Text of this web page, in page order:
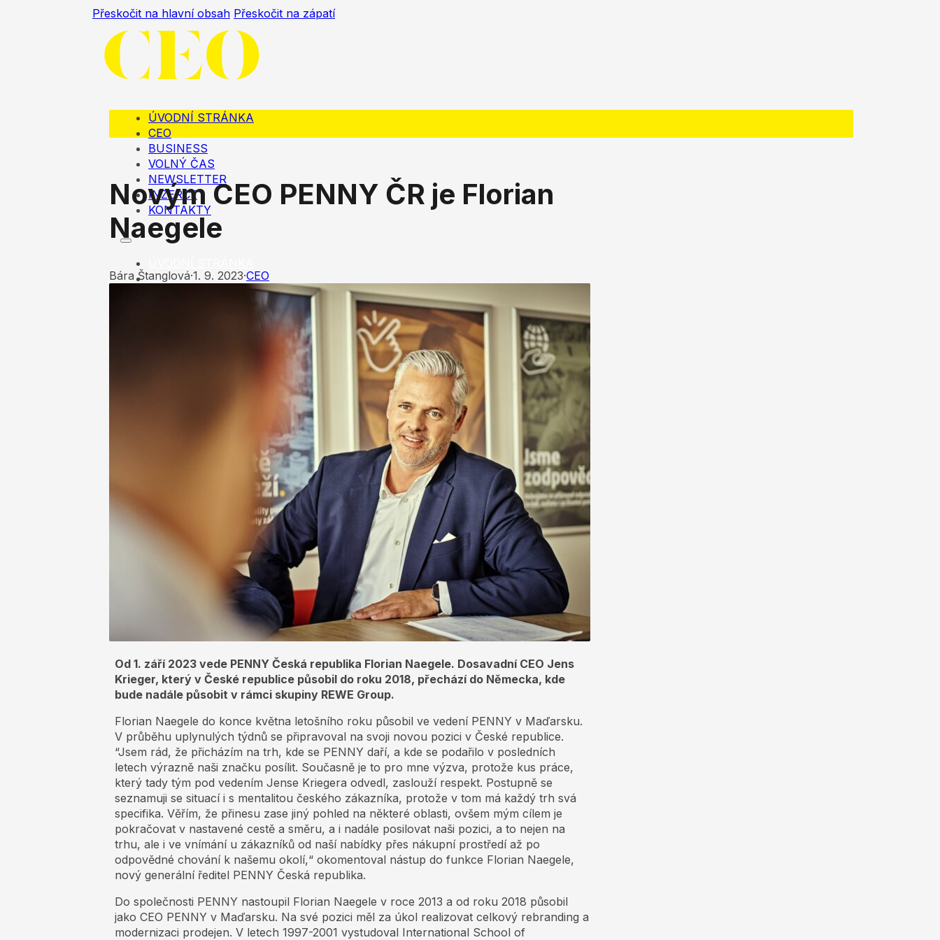
Přeskočit na hlavní obsah Přeskočit na zápatí
ÚVODNÍ STRÁNKA
CEO
BUSINESS
VOLNÝ ČAS
NEWSLETTER
INZERCE
KONTAKTY
CEO
Novým CEO PENNY ČR je Florian
Naegele
Bára Štanglová·1. 9. 2023·CEO
Od 1. září 2023 vede PENNY Česká republika Florian Naegele. Dosavadní CEO Jens
Krieger, který v České republice působil do roku 2018, přechází do Německa, kde
bude nadále působit v rámci skupiny REWE Group.
Florian Naegele do konce května letošního roku působil ve vedení PENNY v Maďarsku.
V průběhu uplynulých týdnů se připravoval na svoji novou pozici v České republice.
“Jsem rád, že přicházím na trh, kde se PENNY daří, a kde se podařilo v posledních
letech výrazně naši značku posílit. Současně je to pro mne výzva, protože kus práce,
který tady tým pod vedením Jense Kriegera odvedl, zaslouží respekt. Postupně se
seznamuji se situací i s mentalitou českého zákazníka, protože v tom má každý trh svá
specifika. Věřím, že přinesu zase jiný pohled na některé oblasti, ovšem mým cílem je
pokračovat v nastavené cestě a směru, a i nadále posilovat naši pozici, a to nejen na
trhu, ale i ve vnímání u zákazníků od naší nabídky přes nákupní prostředí až po
odpovědné chování k našemu okolí,“ okomentoval nástup do funkce Florian Naegele,
nový generální ředitel PENNY Česká republika.
Do společnosti PENNY nastoupil Florian Naegele v roce 2013 a od roku 2018 působil
jako CEO PENNY v Maďarsku. Na své pozici měl za úkol realizovat celkový rebranding a
modernizaci prodejen. V letech 1997-2001 vystudoval International School of